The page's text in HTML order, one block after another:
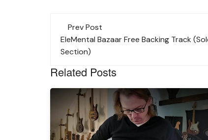
Post
navigation
Prev Post
EleMental Bazaar Free Backing Track
Section)
Related Posts